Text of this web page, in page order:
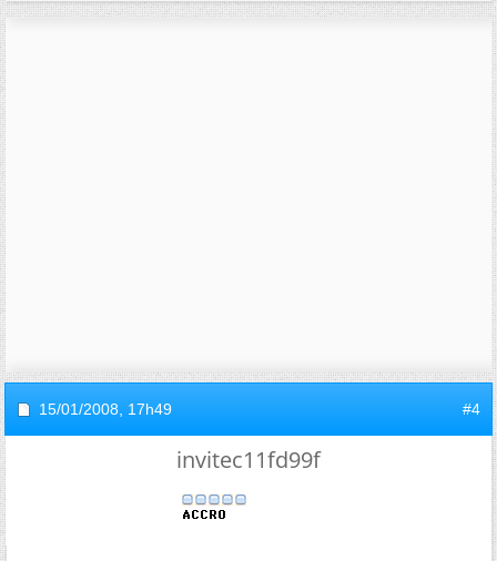
15/01/2008, 17h49 #4
invitec11fd99f